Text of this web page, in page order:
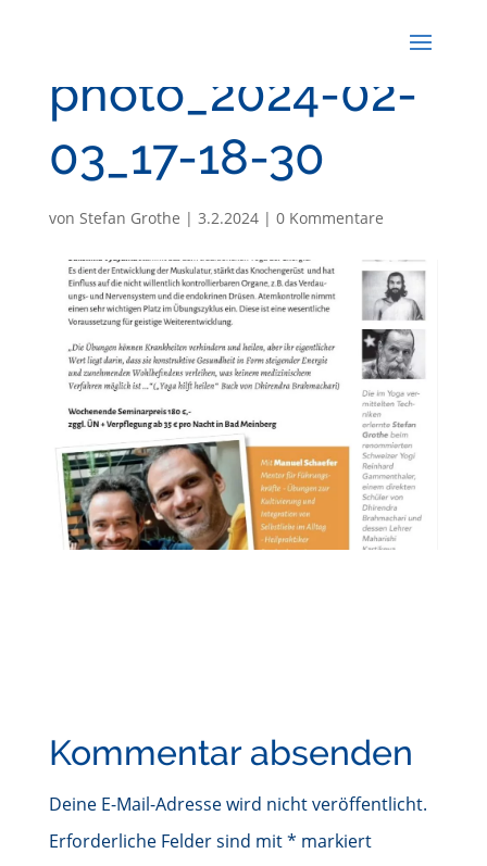
photo_2024-02-
03_17-18-30
von Stefan Grothe | 3.2.2024| 0 Kommentare
Kommentar absenden
Deine E-Mail-Adresse wird nicht veröffentlicht.
Erforderliche Felder sind mit* markiert